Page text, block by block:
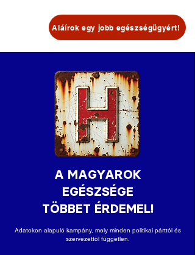
Aláírok egy jobb egészségügyért!
A MAGYAROK
EGÉSZSÉGE
TÖBBET ÉRDEMEL!
Adatokon alapuló kampány, mely minden politikai párttól és
szervezettől független.